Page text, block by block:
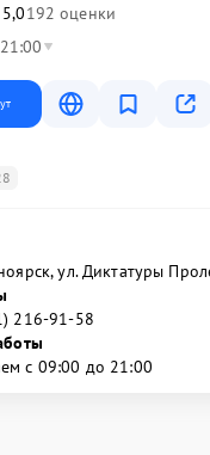
5,0192 оценки
ул. Диктатуры
216-91-58
с 09:00 до 21:00